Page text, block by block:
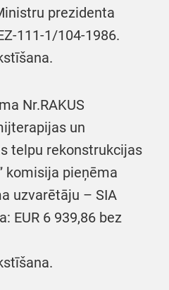
prezidenta
111-1/104-1986.
Nr.RAKUS
un
telpu rekonstrukcijas
komisija pieņēma
uzvarētāju – SIA
EUR 6 939,86 bez